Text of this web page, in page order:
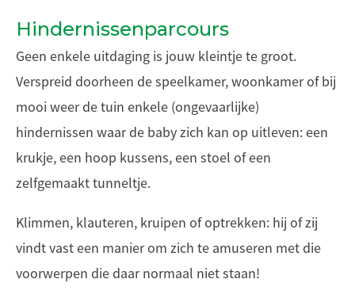
Hindernissenparcours
Geen enkele uitdaging is jouw kleintje te groot.
Verspreid doorheen de speelkamer, woonkamer of bij
mooi weer de tuin enkele (ongevaarlijke)
hindernissen waar de baby zich kan op uitleven: een
krukje, een hoop kussens, een stoel of een
zelfgemaakt tunneltje.
Klimmen, klauteren, kruipen of optrekken: hij of zij
vindt vast een manier om zich te amuseren met die
voorwerpen die daar normaal niet staan!